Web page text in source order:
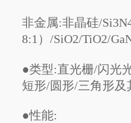
非金属:非晶硅/
8:1）/SiO2/TiO2/
●类型:直光栅/闪光
短形/圆形/三角形及
●性能: